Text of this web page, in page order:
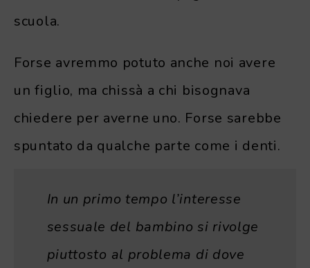
scuola.
Forse avremmo potuto anche noi avere
un figlio, ma chissà a chi bisognava
chiedere per averne uno. Forse sarebbe
spuntato da qualche parte come i denti.
In un primo tempo l’interesse
sessuale del bambino si rivolge
piuttosto al problema di dove